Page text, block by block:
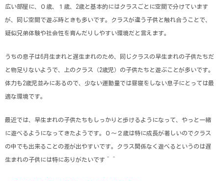
広い部屋に、０歳、１歳、2歳と基本的にはクラスごとに空間で分けています
が、同じ空間で遊ぶ時ときも多いです。クラスが違う子供と触れ合うことで、
疑似兄弟体験や社会性を育んだりしやすい環境だと言えます。
うちの息子は6月生まれと遅生まれのため、同じクラスの早生まれの子供たちだ
と物足りないようで、上のクラス（2歳児）の子供たちと遊ぶことが多いです。
体力も2歳児並みにあるので、少ない運動量では昼寝をしない息子にとっては最
適な環境です。
最近では、早生まれの子供たちもしっかりと歩けるようになって、やっと一緒
に遊べるようになってきたようです。０～２歳は特に成長が著しいのでクラス
の中でも出来ることの差が出やすいです。クラス関係なく遊べるというのは遅
生まれの子供には特にありがたいです＾＾